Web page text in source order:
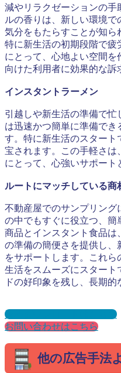
減やリラクゼーションの手
ルの香りは、新しい環境
気分をもたらすことが知ら
特に新生活の初期段階で
にとって、心地よい空間を
向けた利用者に効果的な訴
インスタントラーメン
引越しや新生活の準備で
は迅速かつ簡単に準備で
す。特に新生活のスター
宝されます。この手軽さ
にとって、心強いサポート
ルートにマッチしている商
不動産屋でのサンプリング
の中でもすぐに役立つ、簡
商品とインスタント食品
の準備の簡便さを提供し
をサポートします。これ
生活をスムーズにスタート
ドの好印象を残し、長期的
資料ダウンロードはこちら
お問い合わせはこちら
他の広告手法